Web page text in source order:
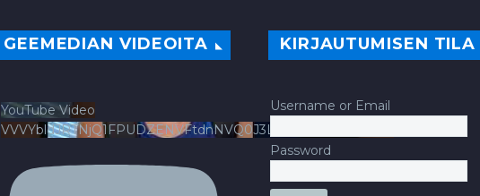
GEEMEDIAN VIDEOITA
YouTube Video
VVVYbldJRTNjQ1FPUDZENVFtdnNVQ0J3LlFsbURXQWNIYldv
KIRJAUTUMISEN TILA
Username or Email
Password